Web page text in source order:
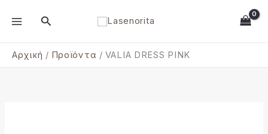
στο
Αναζήτηση
Αρχική Προϊόντα VALIA DRESS PINK